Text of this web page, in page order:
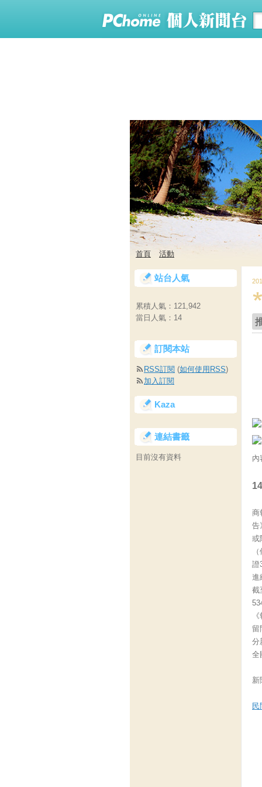
首頁 活動
內
商
告
或
證
進
截
留
分
全
新
站台人氣
累積人氣： 121,942
當日人氣： 14
訂閱本站
RSS訂閱 (如何使用RSS)
加入訂閱
Kaza
連結書籤
目前沒有資料